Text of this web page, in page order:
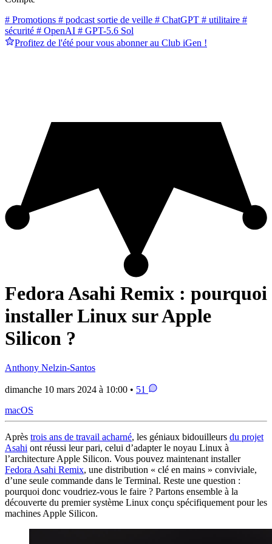
# Promotions # podcast sortie de veille # ChatGPT # utilitaire #
sécurité # OpenAI # GPT-5.6 Sol
Profitez de l'été pour vous abonner au Club iGen !
Fedora Asahi Remix : pourquoi
installer Linux sur Apple
Silicon ?
Anthony Nelzin-Santos
dimanche 10 mars 2024 à 10:00 • 51
macOS
Après trois ans de travail acharné, les géniaux bidouilleurs du projet
Asahi ont réussi leur pari, celui d’adapter le noyau Linux à
l’architecture Apple Silicon. Vous pouvez maintenant installer
Fedora Asahi Remix, une distribution « clé en mains » conviviale,
d’une seule commande dans le Terminal. Reste une question :
pourquoi donc voudriez-vous le faire ? Partons ensemble à la
découverte du premier système Linux conçu spécifiquement pour les
machines Apple Silicon.